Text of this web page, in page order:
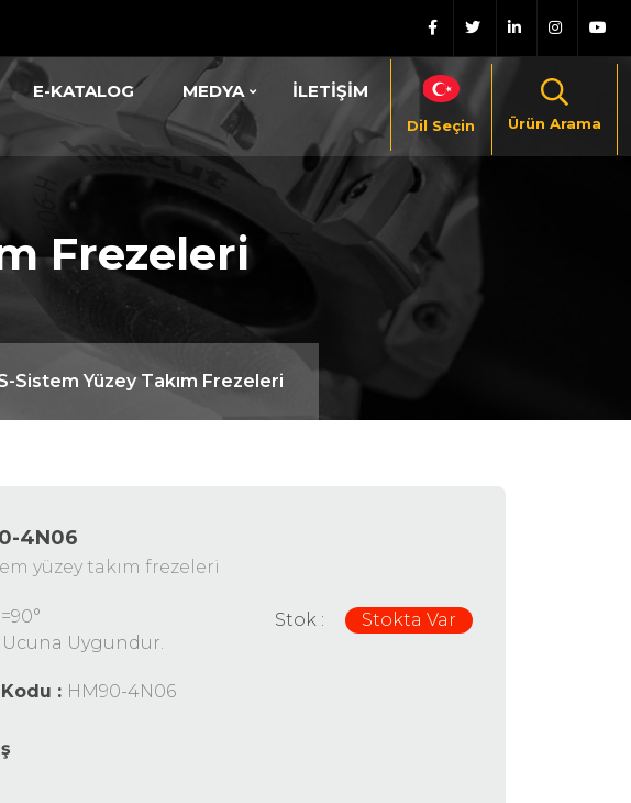
E-KATALOG MEDYA İLETİŞİM
Dil Seçin Ürün Arama
Frezeleri
Sistem Yüzey Takım Frezeleri
4N06
yüzey takım frezeleri
Stok : Stokta Var
Ucuna Uygundur.
: HM90-4N06